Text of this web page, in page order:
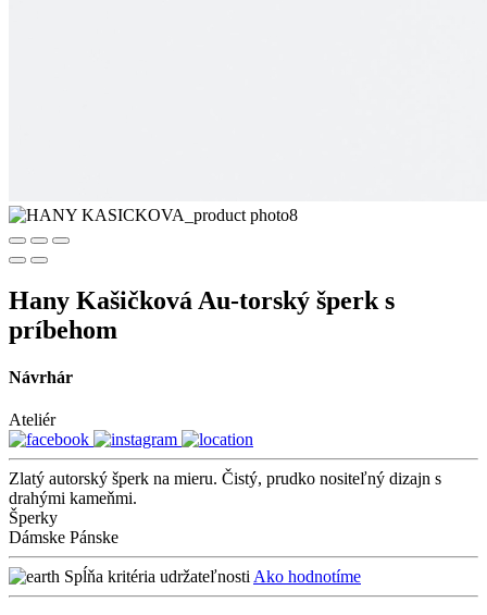
Hany Kašičková Au-torský šperk s
príbehom
Návrhár
Ateliér
Zlatý autorský šperk na mieru. Čistý, prudko nositeľný dizajn s
drahými kameňmi.
Šperky
Dámske Pánske
Spĺňa kritéria udržateľnostiAko hodnotíme